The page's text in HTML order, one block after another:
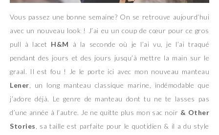
Vous passez une bonne semaine? On se retrouve aujourd’hui
avec un nouveau look ! J’ai eu un coup de cœur pour ce gros
pull à lacet H&M
à la seconde où je l’ai vu, je l’ai traqué
pendant des jours et des jours jusqu’à mettre la main sur le
graal. Il est fou ! Je le porte ici avec mon nouveau manteau
Lener , un long manteau classique marine, indémodable que
j’adore déjà. Le genre de manteau dont tu ne te lasses pas
d’une année à l’autre. Je ne quitte plus mon sac noir & Other
Stories , sa taille est parfaite pour le quotidien & il a du style